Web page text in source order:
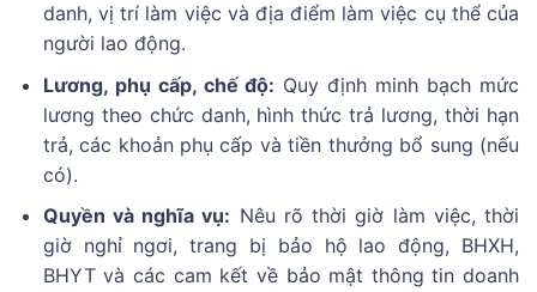
danh, vị trí làm việc và địa điểm làm việc cụ thể của
người lao động.
Lương, phụ cấp, chế độ: Quy định minh bạch mức
lương theo chức danh, hình thức trả lương, thời hạn
trả, các khoản phụ cấp và tiền thưởng bổ sung (nếu
có).
Quyền và nghĩa vụ: Nêu rõ thời giờ làm việc, thời
giờ nghỉ ngơi, trang bị bảo hộ lao động, BHXH,
BHYT và các cam kết về bảo mật thông tin doanh